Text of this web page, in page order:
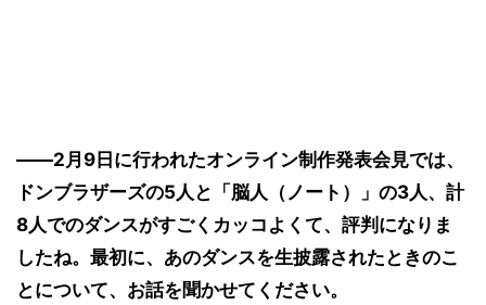
――2月9日に行われたオンライン制作発表会見では、
ドンブラザーズの5人と「脳人（ノート）」の3人、計
8人でのダンスがすごくカッコよくて、評判になりま
したね。最初に、あのダンスを生披露されたときのこ
とについて、お話を聞かせてください。